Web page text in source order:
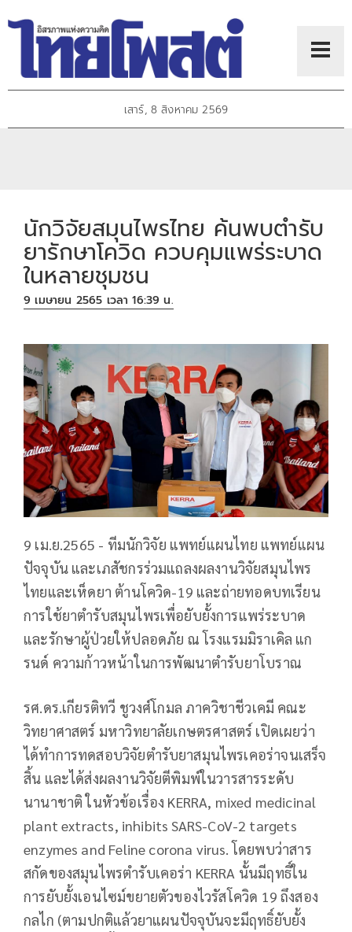
เสาร์, 8 สิงหาคม 2569
นักวิจัยสมุนไพรไทย ค้นพบตำรับ
ยารักษาโควิด ควบคุมแพร่ระบาด
ในหลายชุมชน
9 เมษายน 2565 เวลา 16:39 น.
9 เม.ย.2565 - ทีมนักวิจัย แพทย์แผนไทย แพทย์แผน
ปัจจุบัน และเภสัชกรร่วมแถลงผลงานวิจัยสมุนไพร
ไทยและเห็ดยา ต้านโควิด-19 และถ่ายทอดบทเรียน
การใช้ยาตำรับสมุนไพรเพื่อยับยั้งการแพร่ระบาด
และรักษาผู้ป่วยให้ปลอดภัย ณ โรงแรมมิราเคิล แก
รนด์ ความก้าวหน้าในการพัฒนาตำรับยาโบราณ
รศ.ดร.เกียรติทวี ชูวงศ์โกมล ภาควิชาชีวเคมี คณะ
วิทยาศาสตร์ มหาวิทยาลัยเกษตรศาสตร์ เปิดเผยว่า
ได้ทำการทดสอบวิจัยตำรับยาสมุนไพรเคอร่าจนเสร็จ
สิ้น และได้ส่งผลงานวิจัยตีพิมพ์ในวารสารระดับ
นานาชาติ ในหัวข้อเรื่อง KERRA, mixed medicinal
plant extracts, inhibits SARS-CoV-2 targets
enzymes and Feline corona virus. โดยพบว่าสาร
สกัดของสมุนไพรตำรับเคอร่า KERRA นั้นมีฤทธิ์ใน
การยับยั้งเอนไซม์ขยายตัวของไวรัสโควิด 19 ถึงสอง
กลไก (ตามปกติแล้วยาแผนปัจจุบันจะมีฤทธิ์ยับยั้ง